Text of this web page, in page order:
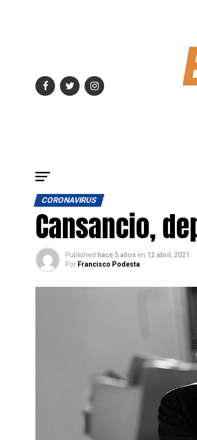
CORONAVIRUS
Cansancio,
Published hace 5 años en 12 abril, 2021
Por Francisco Podesta